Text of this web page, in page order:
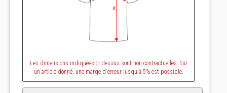
Les dimensions indiquées ci-dessus sont non contractuelles. Sur
un article donné, une marge d'erreur jusqu'à 5% est possible.